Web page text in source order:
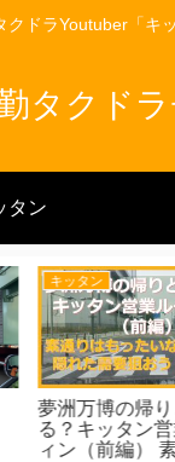
クドラYoutuber「キ
タクド
タン
キッタン
《タクドラ地理ゼミ
ル》大阪城OBP前編